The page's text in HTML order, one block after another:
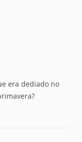
era dediado no